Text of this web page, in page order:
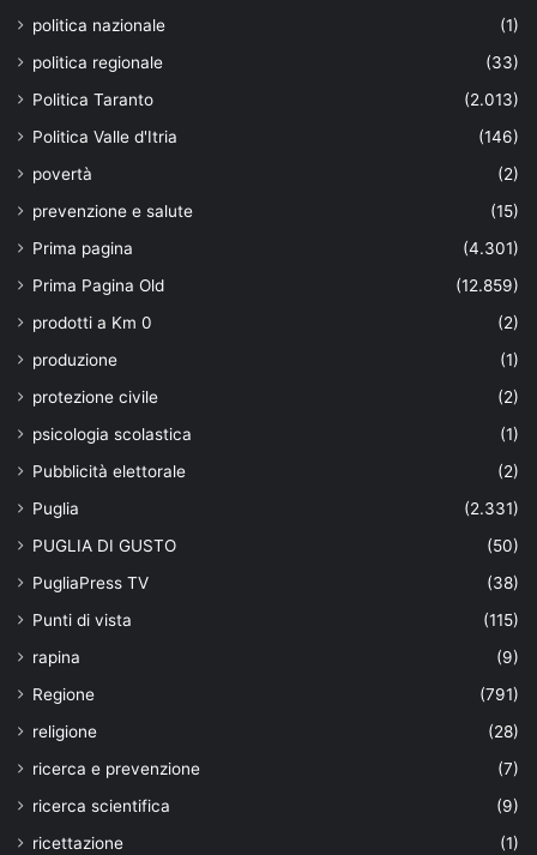
politica nazionale
(1)
politica regionale
(33)
Politica Taranto
(2.013)
Politica Valle d'Itria
(146)
povertà
(2)
prevenzione e salute
(15)
Prima pagina
(4.301)
Prima Pagina Old
(12.859)
prodotti a Km 0
(2)
produzione
(1)
protezione civile
(2)
psicologia scolastica
(1)
Pubblicità elettorale
(2)
Puglia
(2.331)
PUGLIA DI GUSTO
(50)
PugliaPress TV
(38)
Punti di vista
(115)
rapina
(9)
Regione
(791)
religione
(28)
ricerca e prevenzione
(7)
ricerca scientifica
(9)
ricettazione
(1)